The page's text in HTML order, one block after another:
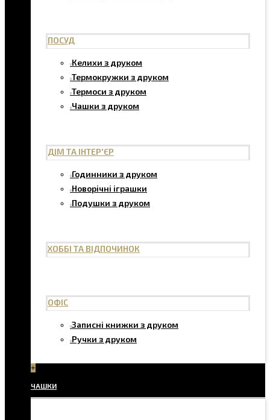
ПОСУД
Келихи з друком
Термокружки з друком
Термоси з друком
Чашки з друком
ДІМ ТА ІНТЕР'ЄР
Годинники з друком
Новорічні іграшки
Подушки з друком
ХОББІ ТА ВІДПОЧИНОК
ОФІС
Записні книжки з друком
Ручки з друком
+
ЧАШКИ